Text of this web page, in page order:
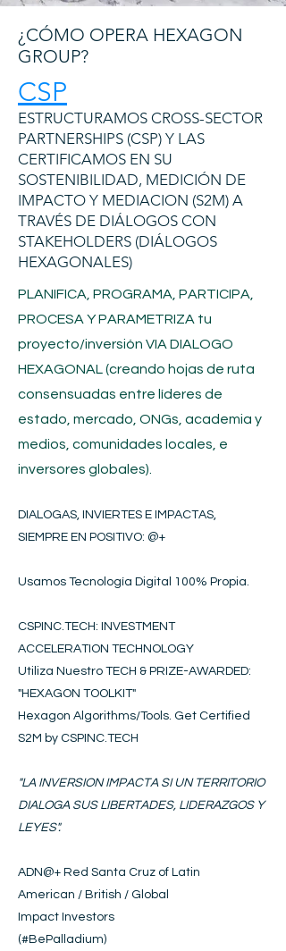
¿CÓMO OPERA HEXAGON
GROUP?
CSP
ESTRUCTURAMOS CROSS-SECTOR
PARTNERSHIPS (CSP) Y LAS
CERTIFICAMOS EN SU
SOSTENIBILIDAD, MEDICIÓN DE
IMPACTO Y MEDIACION (S2M) A
TRAVÉS DE DIÁLOGOS CON
STAKEHOLDERS (DIÁLOGOS
HEXAGONALES)
PLANIFICA, PROGRAMA, PARTICIPA,
PROCESA Y PARAMETRIZA tu
proyecto/inversión VIA DIALOGO
HEXAGONAL (creando hojas de ruta
consensuadas entre líderes de
estado, mercado, ONGs, academia y
medios, comunidades locales, e
inversores globales).
DIALOGAS, INVIERTES E IMPACTAS,
SIEMPRE EN POSITIVO​: @+
Usamos Tecnología Digital 100% Propia.
CSPINC.TECH: INVESTMENT
ACCELERATION TECHNOLOGY
Utiliza Nuestro TECH & PRIZE-AWARDED:
"HEXAGON TOOLKIT"
Hexagon Algorithms/Tools. Get Certified
S2M by CSPINC.TECH
"LA INVERSION IMPACTA SI UN TERRITORIO
DIALOGA SUS LIBERTADES, LIDERAZGOS Y
LEYES".
ADN@+ Red Santa Cruz of Latin
American / British / Global
Impact Investors
(#BePalladium)​